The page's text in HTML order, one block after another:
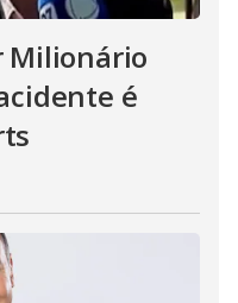
Milionário
é